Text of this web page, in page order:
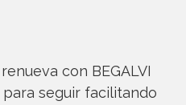
con BEGALVI
seguir facilitando